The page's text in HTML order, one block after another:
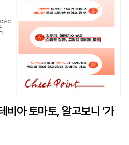
비아 토마토, 알고보니 ‘가